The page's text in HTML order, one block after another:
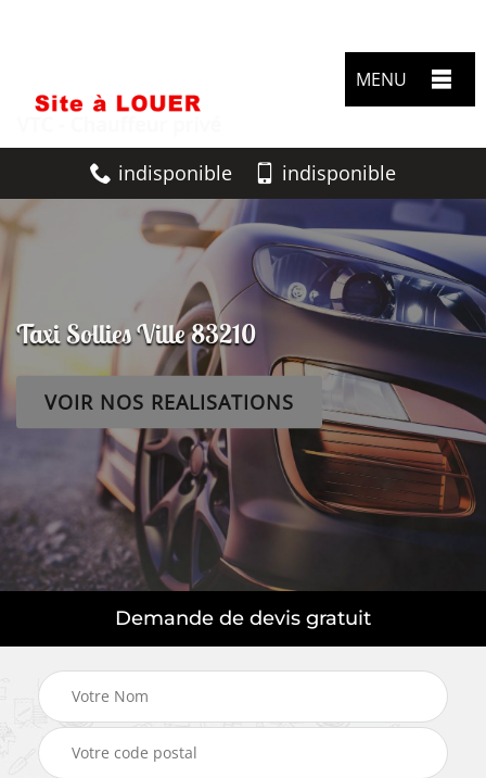
MENU
indisponible indisponible
Taxi Sollies Ville 83210
VOIR NOS REALISATIONS
Demande de devis gratuit